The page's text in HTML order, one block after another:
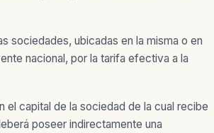
sociedades, ubicadas en la misma o en
nacional, por la tarifa efectiva a la
el capital de la sociedad de la cual recibe
poseer indirectamente una